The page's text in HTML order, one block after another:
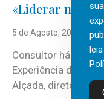
«Liderar não é
5 de Agosto, 2026
Consultor há mais
Experiência do
Alçada, diretor